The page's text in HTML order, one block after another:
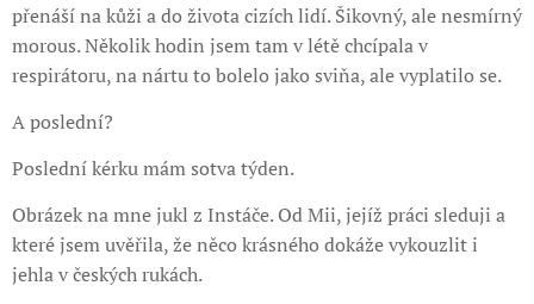
přenáší na kůži a do života cizích lidí. Šikovný, ale nesmírný
morous. Několik hodin jsem tam v létě chcípala v
respirátoru, na nártu to bolelo jako sviňa, ale vyplatilo se.
A poslední?
Poslední kérku mám sotva týden.
Obrázek na mne jukl z Instáče. Od Mii, jejíž práci sleduji a
které jsem uvěřila, že něco krásného dokáže vykouzlit i
jehla v českých rukách.